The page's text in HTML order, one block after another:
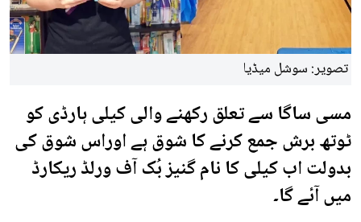
تصویر: سوشل میڈیا
مسی ساگا سے تعلق رکھنے والی کیلی ہارڈی کو
ٹوتھ برش جمع کرنے کا شوق ہے اوراس شوق کی
بدولت اب کیلی کا نام گنیز بُک آف ورلڈ ریکارڈ
میں آئے گا۔